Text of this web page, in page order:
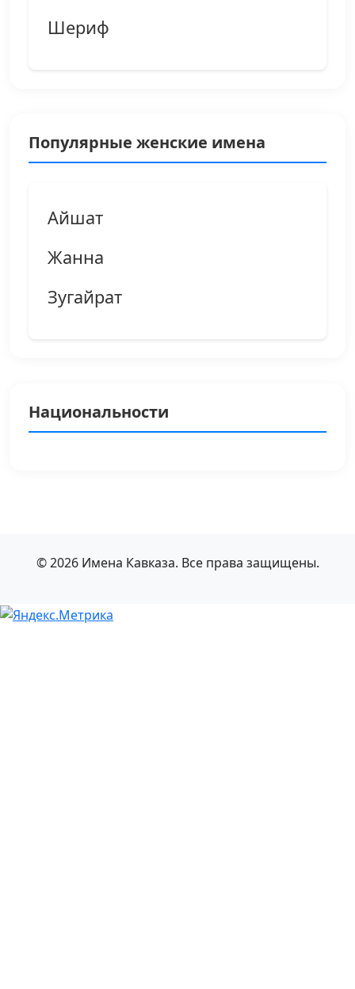
Шериф
Популярные женские имена
Айшат
Жанна
Зугайрат
Национальности
© 2026 Имена Кавказа. Все права защищены.